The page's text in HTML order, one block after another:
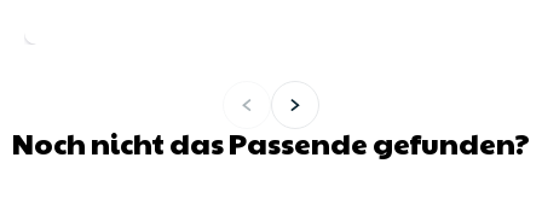
Noch nicht das Passende gefunden?